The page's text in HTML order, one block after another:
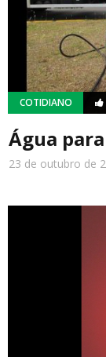
COTIDIANO
Água
23 de outubro de